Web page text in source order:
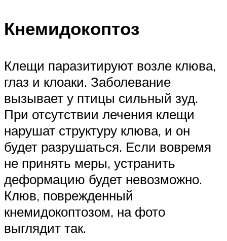
Кнемидокоптоз
Клещи паразитируют возле клюва,
глаз и клоаки. Заболевание
вызывает у птицы сильный зуд.
При отсутствии лечения клещи
нарушат структуру клюва, и он
будет разрушаться. Если вовремя
не принять меры, устранить
деформацию будет невозможно.
Клюв, поврежденный
кнемидокоптозом, на фото
выглядит так.